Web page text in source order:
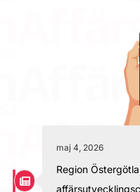
maj 4, 2026
Region